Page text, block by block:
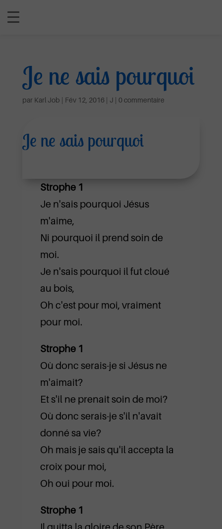
Je ne sais pourquoi
par Karl Job | Fév 12, 2016 | J | 0 commentaire
Je ne sais pourquoi
Strophe 1
Je n'sais pourquoi Jésus
m'aime,
Ni pourquoi il prend soin de
moi.
Je n'sais pourquoi il fut cloué
au bois,
Oh c'est pour moi, vraiment
pour moi.
Strophe 1
Où donc serais-je si Jésus ne
m'aimait?
Et s'il ne prenait soin de moi?
Où donc serais-je s'il n'avait
donné sa vie?
Oh mais je sais qu'il accepta la
croix pour moi,
Oh oui pour moi.
Strophe 1